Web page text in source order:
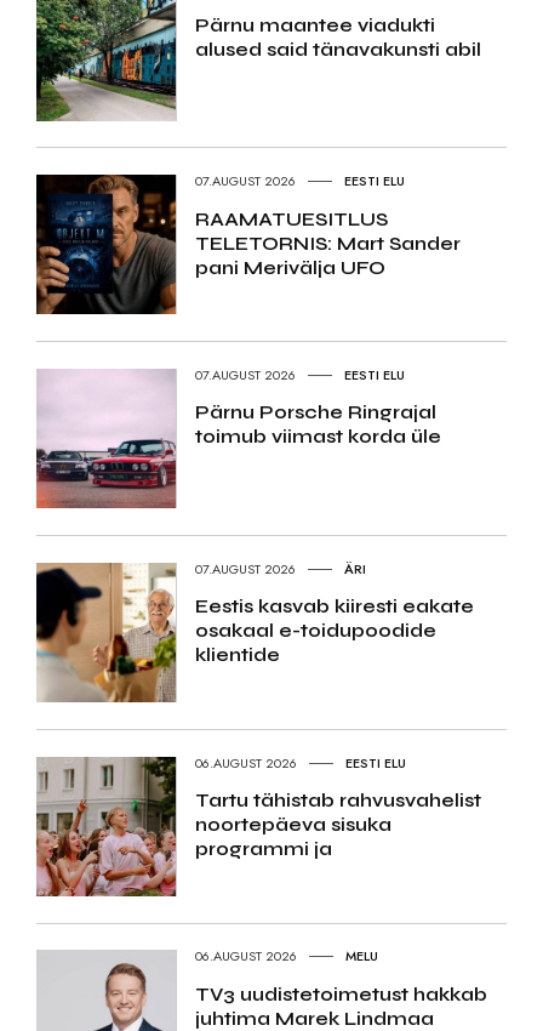
Pärnu maantee viadukti
alused said tänavakunsti abil
07.AUGUST 2026 EESTI ELU
RAAMATUESITLUS
TELETORNIS: Mart Sander
pani Merivälja UFO
07.AUGUST 2026 EESTI ELU
Pärnu Porsche Ringrajal
toimub viimast korda üle
07.AUGUST 2026 ÄRI
Eestis kasvab kiiresti eakate
osakaal e-toidupoodide
klientide
06.AUGUST 2026 EESTI ELU
Tartu tähistab rahvusvahelist
noortepäeva sisuka
programmi ja
06.AUGUST 2026 MELU
TV3 uudistetoimetust hakkab
juhtima Marek Lindmaa